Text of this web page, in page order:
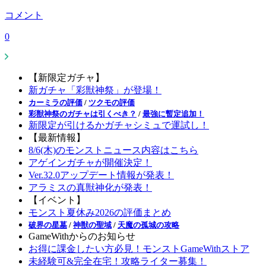
コメント
0
【新限定ガチャ】
新ガチャ「彩獣神祭」が登場！
カーミラの評価 / ツクモの評価
彩獣神祭のガチャは引くべき？ / 最強に暫定追加！
新限定が引けるかガチャシミュで運試し！
【最新情報】
8/6(木)のモンストニュース内容はこちら
アゲインガチャが開催決定！
Ver.32.0アップデート情報が発表！
アラミスの真獣神化が発表！
【イベント】
モンスト夏休み2026の評価まとめ
破界の星墓 / 神獣の聖域 / 天魔の孤城の攻略
GameWithからのお知らせ
お得に課金したい方必見！モンストGameWithストア
未経験可&完全在宅！攻略ライター募集！